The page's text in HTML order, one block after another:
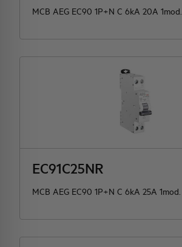
MCB AEG EC90 1P+N C 6kA 20A 1mod.
EC91C25NR
MCB AEG EC90 1P+N C 6kA 25A 1mod.